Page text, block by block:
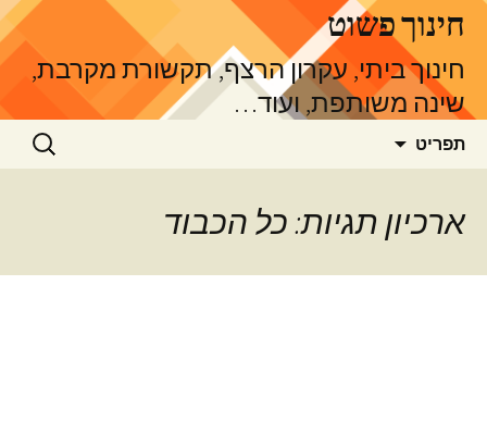
לדלג
לתוכןחינוך פשוט
חינוך ביתי, עקרון הרצף, תקשורת מקרבת,
שינה משותפת, ועוד…
תפריט חיפוש:
ארכיון תגיות: כל הכבוד